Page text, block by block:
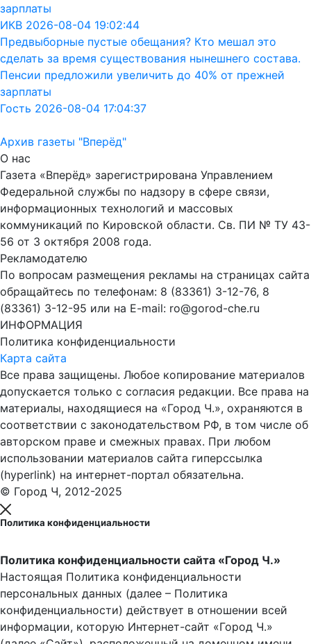
зарплаты
ИКВ 2026-08-04 19:02:44
Предвыборные пустые обещания? Кто мешал это
сделать за время существования нынешнего состава.
Пенсии предложили увеличить до 40% от прежней
зарплаты
Гость 2026-08-04 17:04:37
Архив газеты "Вперёд"
О нас
Газета «Вперёд» зарегистрирована Управлением
Федеральной службы по надзору в сфере связи,
информационных технологий и массовых
коммуникаций по Кировской области. Св. ПИ № ТУ 43-
56 от 3 октября 2008 года.
Рекламодателю
По вопросам размещения рекламы на страницах сайта
обращайтесь по телефонам: 8 (83361) 3-12-76, 8
(83361) 3-12-95 или на E-mail: ro@gorod-che.ru
ИНФОРМАЦИЯ
Политика конфиденциальности
Карта сайта
Все права защищены. Любое копирование материалов
допускается только с согласия редакции. Все права на
материалы, находящиеся на «Город Ч.», охраняются в
соответствии с законодательством РФ, в том числе об
авторском праве и смежных правах. При любом
использовании материалов сайта гиперссылка
(hyperlink) на интернет-портал обязательна.
© Город Ч, 2012-2025
Политика конфиденциальности
Политика конфиденциальности сайта «Город Ч.»
Настоящая Политика конфиденциальности
персональных данных (далее – Политика
конфиденциальности) действует в отношении всей
информации, которую Интернет-сайт «Город Ч.»